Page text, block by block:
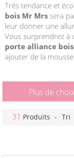
Très tendance et
bois Mr Mrs sera
leur donner une
Vous surprendrez à
porte alliance
ajouter de la
Plus de
31 Produits - Tri